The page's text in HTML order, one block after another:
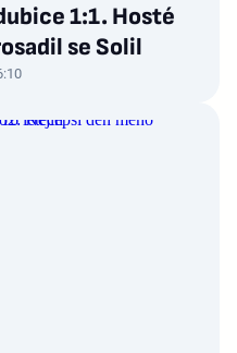
1:1. Hosté
se Solil